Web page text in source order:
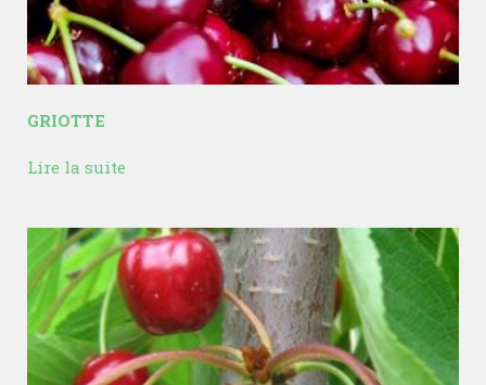
GRIOTTE
Lire la suite